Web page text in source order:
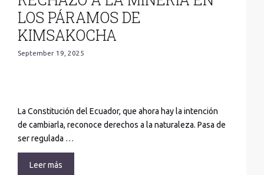
LOS PÁRAMOS DE
KIMSAKOCHA
September 19, 2025
La Constitución del Ecuador, que ahora hay la intención
de cambiarla, reconoce derechos a la naturaleza. Pasa de
ser regulada …
Leer más